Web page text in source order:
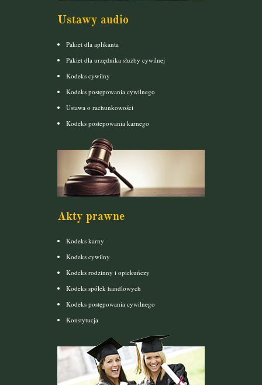
Ustawy audio
Pakiet dla aplikanta
Pakiet dla urzędnika służby cywilnej
Kodeks cywilny
Kodeks postępowania cywilnego
Ustawa o rachunkowości
Kodeks postepowania karnego
Akty prawne
Kodeks karny
Kodeks cywilny
Kodeks rodzinny i opiekuńczy
Kodeks spółek handlowych
Kodeks postępowania cywilnego
Konstytucja